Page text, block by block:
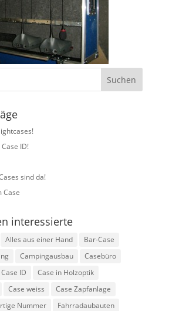
ID!
sind da!
Case
interessierte
Alles aus einer Hand
Bar-Case
Campingausbau
Casebüro
Case ID
Case in Holzoptik
Case weiss
Case Zapfanlage
Nummer
Fahrradaubauten